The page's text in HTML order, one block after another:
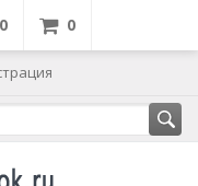
0 0